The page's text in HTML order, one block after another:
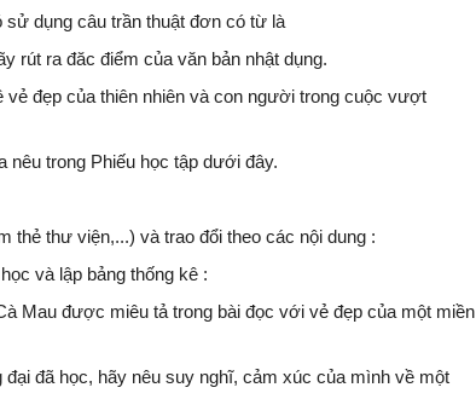
sử dụng câu trần thuật đơn có từ là
rút ra đăc điểm của văn bản nhật dụng.
đẹp của thiên nhiên và con người trong cuộc vượt
nêu trong Phiếu học tập dưới đây.
thẻ thư viện,...) và trao đổi theo các nội dung :
và lập bảng thống kê :
Mau được miêu tả trong bài đọc với vẻ đẹp của một miền
đã học, hãy nêu suy nghĩ, cảm xúc của mình về một